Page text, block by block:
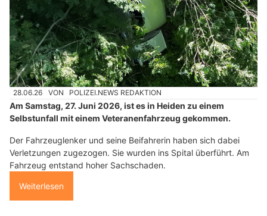
28.06.26 VON POLIZEI.NEWS REDAKTION
Am Samstag, 27. Juni 2026, ist es in Heiden zu einem
Selbstunfall mit einem Veteranenfahrzeug gekommen.
Der Fahrzeuglenker und seine Beifahrerin haben sich dabei
Verletzungen zugezogen. Sie wurden ins Spital überführt. Am
Fahrzeug entstand hoher Sachschaden.
Weiterlesen